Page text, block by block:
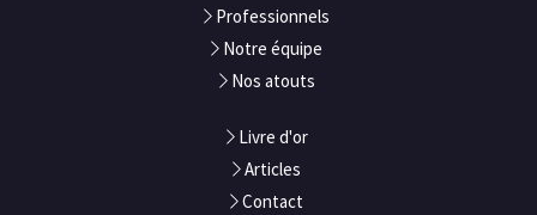
Professionnels
Notre équipe
Nos atouts
Livre d'or
Articles
Contact